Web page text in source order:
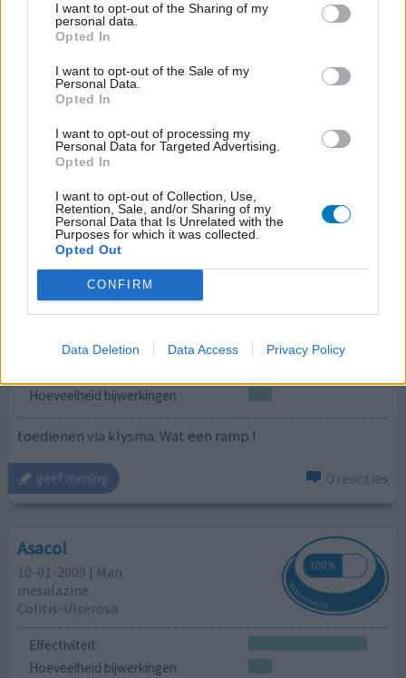
I want to opt-out of the Sharing of my
personal data.
Opted In
I want to opt-out of the Sale of my
Personal Data.
Opted In
I want to opt-out of processing my
Personal Data for Targeted Advertising.
Opted In
I want to opt-out of Collection, Use,
Retention, Sale, and/or Sharing of my
Personal Data that Is Unrelated with the
Purposes for which it was collected.
Opted Out
CONFIRM
Data Deletion Data Access Privacy Policy
26-09-2009 | Vrouw
mesalazine
M.Crohn
Effectiviteit
Gebruik Asacol al 15 jaar.
geef mening 0 reacties
Asacol
24-09-2009 | Man
mesalazine
Hoeveelheid bijwerkingen
toedienen via klysma. Wat een ramp !
geef mening 0 reacties
Asacol
10-01-2009 | Man
mesalazine
Colitis-Ulserosa
Effectiviteit
Hoeveelheid bijwerkingen